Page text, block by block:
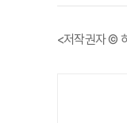
<저작권자 ©